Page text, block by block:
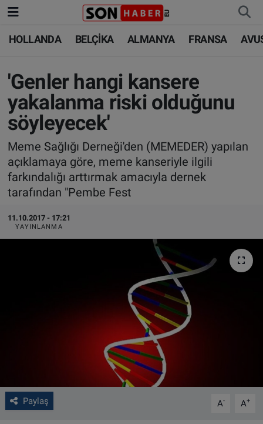
HOLLANDA BELÇİKA ALMANYA FRANSA
'Genler hangi kansere
yakalanma riski olduğunu
söyleyecek'
Meme Sağlığı Derneği'den (MEMEDER) yapılan
açıklamaya göre, meme kanseriyle ilgili
farkındalığı arttırmak amacıyla dernek
tarafından "Pembe Fest
11.10.2017 - 17:21
YAYINLANMA
Paylaş A- A+
HOLLANDA
BELÇİKA
ALMANYA
FRANSA
AVUSTURYA
SAĞLIK - YAŞAM
BİLİM-TEKNOLOJİ
HOLLANDA
BELÇİKA
ALMANYA
TÜRKİYE
DÜNYA
BİLİM-TEKNOLOJİ
SAĞLIK
ALGEMENE VOORWAARDEN
Nöbetçi Eczaneler
Hava Durumu
Trafik Durumu
Süper Lig Puan Durumu ve Fikstür
Tüm Manşetler
Son Dakika Haberleri
Haber Arşivi